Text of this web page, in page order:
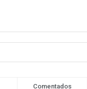
Comentados